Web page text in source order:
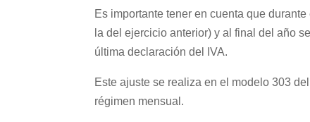
Es importante tener en cuenta que
la del ejercicio anterior) y al final del año
última declaración del IVA.
Este ajuste se realiza en el modelo 303
régimen mensual.